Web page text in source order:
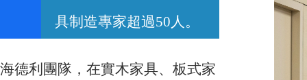
具制造專家超過50人。
海德利團隊，在實木家具、板式家